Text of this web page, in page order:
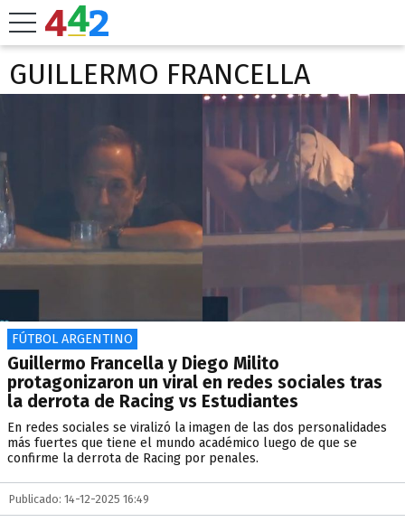
GUILLERMO FRANCELLA
FÚTBOL ARGENTINO
Guillermo Francella y Diego Milito
protagonizaron un viral en redes sociales tras
la derrota de Racing vs Estudiantes
En redes sociales se viralizó la imagen de las dos personalidades
más fuertes que tiene el mundo académico luego de que se
confirme la derrota de Racing por penales.
Publicado: 14-12-2025 16:49